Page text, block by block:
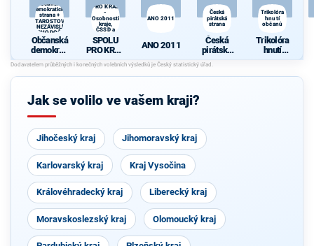
Občanská
demokratická
strana +
STAROSTOVÉ
A NEZÁVISLÍ a
VÝCHODOČEŠI
Občanská
demokrati
cká strana
+
STAROST
NEZÁVISL
VÝCHODO
ČEŠI
PRO KRAJ
-
Osobnosti
kraje,
ČSSD a
SPOLU
PRO KRAJ
Osobnosti
kraje,
Zelení
ANO 2011
ANO 2011
Česká
pirátská
strana
Česká
pirátská
strana
Trikolóra
hnutí
občanů
Trikolóra
hnutí
občanů
Jak se volilo ve vašem kraji?
Jihočeský kraj Jihomoravský kraj
Karlovarský kraj Kraj Vysočina
Královéhradecký kraj Liberecký kraj
Moravskoslezský kraj Olomoucký kraj